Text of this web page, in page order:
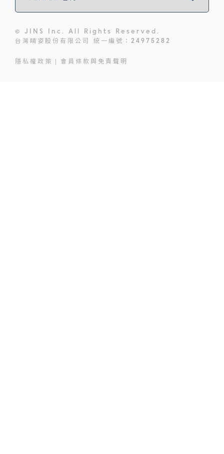
© JINS Inc. All Rights Reserved.
台灣睛姿股份有限公司 統一編號：24975282
隱私權政策 會員條款與免責聲明